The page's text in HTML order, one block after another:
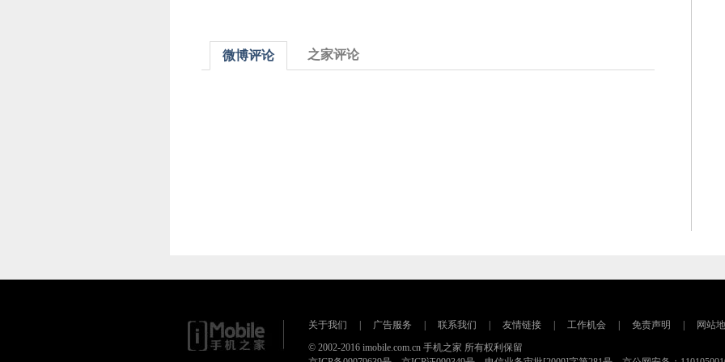
微博评论 之家评论
关于我们 广告服务 联系我们 友情链接 工作机会 免责声明 网站
© 2002-2016 imobile.com.cn 手机之家 所有权利保留